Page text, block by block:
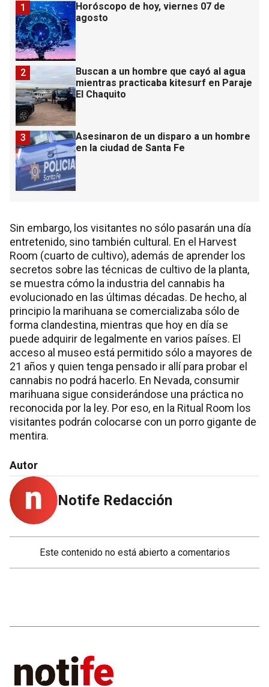
Horóscopo de hoy, viernes 07 de
agosto
1
Buscan a un hombre que cayó al agua
mientras practicaba kitesurf en Paraje
El Chaquito
2
Asesinaron de un disparo a un hombre
en la ciudad de Santa Fe
3
Sin embargo, los visitantes no sólo pasarán una día
entretenido, sino también cultural. En el Harvest
Room (cuarto de cultivo), además de aprender los
secretos sobre las técnicas de cultivo de la planta,
se muestra cómo la industria del cannabis ha
evolucionado en las últimas décadas. De hecho, al
principio la marihuana se comercializaba sólo de
forma clandestina, mientras que hoy en día se
puede adquirir de legalmente en varios países. El
acceso al museo está permitido sólo a mayores de
21 años y quien tenga pensado ir allí para probar el
cannabis no podrá hacerlo. En Nevada, consumir
marihuana sigue considerándose una práctica no
reconocida por la ley. Por eso, en la Ritual Room los
visitantes podrán colocarse con un porro gigante de
mentira.
Autor
Notife Redacción
Este contenido no está abierto a comentarios